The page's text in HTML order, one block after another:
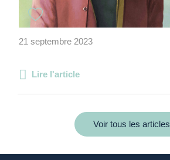
21 septembre 2023
Lire l'article
Voir tous les articles